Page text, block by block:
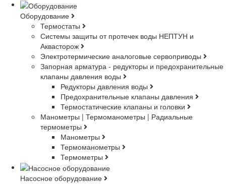
Оборудование
Термостаты
Системы защиты от протечек воды НЕПТУН и
Аквасторож
Электротермические аналоговые сервоприводы
Запорная арматура - редукторы и предохранительные
клапаны давления воды
Редукторы давления воды
Предохранительные клапаны давления
Термостатические клапаны и головки
Манометры | Термоманометры | Радиальные
термометры
Манометры
Термоманометры
Термометры
Насосное оборудование